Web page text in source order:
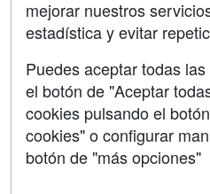
Copyleft
Grupo formazion:
mejorar nuestros
estadística y evitar
Puedes aceptar todas
el botón de "Aceptar
cookies pulsando el
cookies" o configurar
botón de "más opciones"